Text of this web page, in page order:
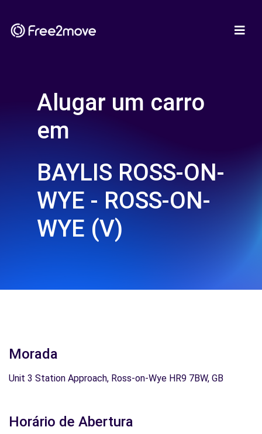
Alugar um carro
em
BAYLIS ROSS-ON-
WYE - ROSS-ON-
WYE (V)
Morada
Unit 3 Station Approach, Ross-on-Wye HR9 7BW, GB
Horário de Abertura